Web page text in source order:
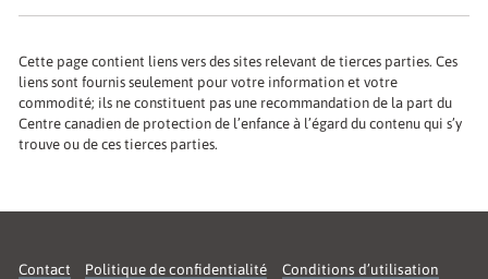
Cette page contient liens vers des sites relevant de tierces parties. Ces
liens sont fournis seulement pour votre information et votre
commodité; ils ne constituent pas une recommandation de la part du
Centre canadien de protection de l’enfance à l’égard du contenu qui s’y
trouve ou de ces tierces parties.
Contact Politique de confidentialité
Conditions d’utilisation